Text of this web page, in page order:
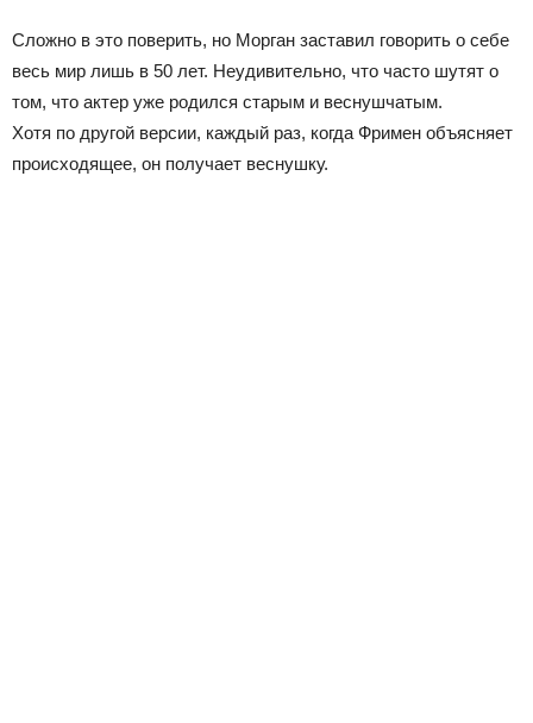
Сложно в это поверить, но Морган заставил говорить о себе
весь мир лишь в 50 лет. Неудивительно, что часто шутят о
том, что актер уже родился старым и веснушчатым.
Хотя по другой версии, каждый раз, когда Фримен объясняет
происходящее, он получает веснушку.